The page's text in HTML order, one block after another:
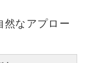
然なアプロー